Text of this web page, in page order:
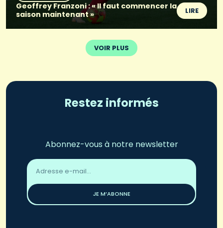
Geoffrey Franzoni : « Il faut commencer la
saison maintenant »
LIRE
VOIR PLUS
Restez informés
Abonnez-vous à notre newsletter
Adresse
email
JE M’ABONNE